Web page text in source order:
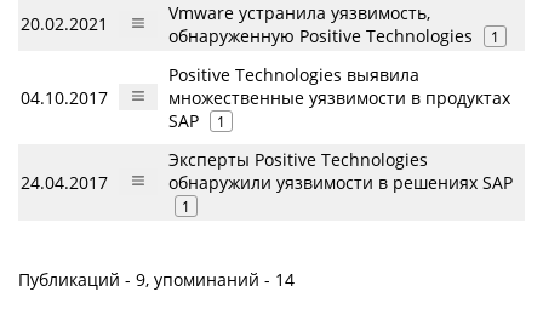
20.02.2021
Vmware устранила уязвимость,
обнаруженную Positive Technologies
1
04.10.2017
Positive Technologies выявила
множественные уязвимости в продуктах
SAP
1
24.04.2017
Эксперты Positive Technologies
обнаружили уязвимости в решениях SAP
1
Публикаций - 9, упоминаний - 14